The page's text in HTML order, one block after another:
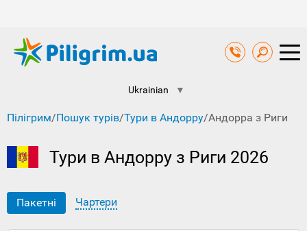
Ukrainian ▼
Пілігрим/Пошук турів/Тури в Андорру/Андорра з Риги
Тури в Андорру з Риги 2026
Пакетні Чартери